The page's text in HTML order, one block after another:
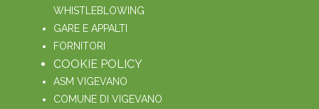
WHISTLEBLOWING
GARE E APPALTI
FORNITORI
COOKIE POLICY
ASM VIGEVANO
COMUNE DI VIGEVANO